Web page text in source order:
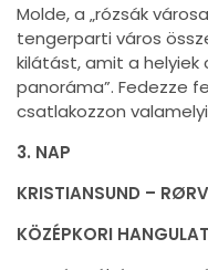
Molde, a „rózsák
tengerparti város
kilátást, amit a helyiek
panoráma”. Fedezze
csatlakozzon
3. NAP
KRISTIANSUND –
KÖZÉPKORI